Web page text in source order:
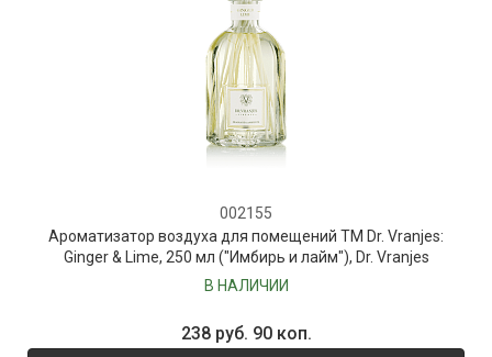
002155
Ароматизатор воздуха для помещений ТМ Dr. Vranjes:
Ginger & Lime, 250 мл ("Имбирь и лайм"), Dr. Vranjes
В НАЛИЧИИ
238 руб. 90 коп.